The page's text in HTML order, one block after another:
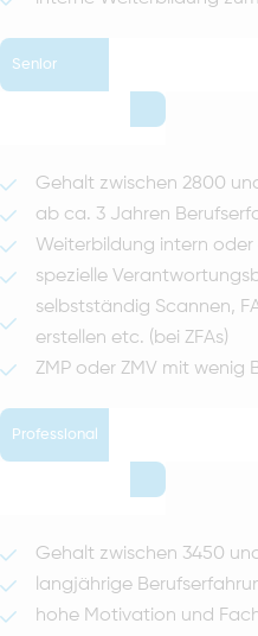
Senior
Gehalt zwischen 2800
ab ca. 3 Jahren
Weiterbildung intern oder
spezielle
selbstständig Scannen,
erstellen etc. (bei ZFAs)
ZMP oder ZMV mit wenig
Professional
Gehalt zwischen 3450
langjährige
hohe Motivation und